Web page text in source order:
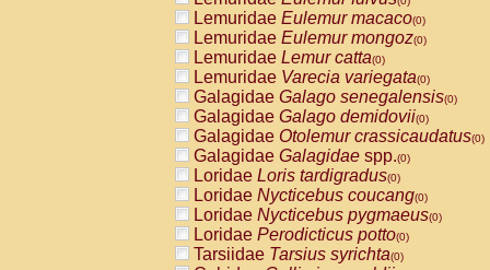
Lemuridae Eulemur macaco(0)
Lemuridae Eulemur mongoz(0)
Lemuridae Lemur catta(0)
Lemuridae Varecia variegata(0)
Galagidae Galago senegalensis(0)
Galagidae Galago demidovii(0)
Galagidae Otolemur crassicaudatus(0)
Galagidae Galagidae spp.(0)
Loridae Loris tardigradus(0)
Loridae Nycticebus coucang(0)
Loridae Nycticebus pygmaeus(0)
Loridae Perodicticus potto(0)
Tarsiidae Tarsius syrichta(0)